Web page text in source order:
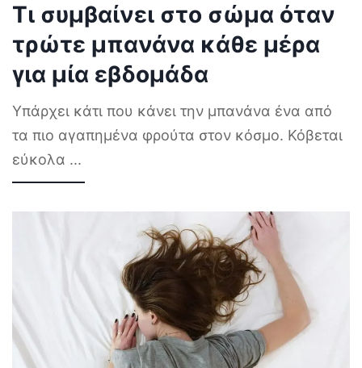
Τι συμβαίνει στο σώμα όταν
τρώτε μπανάνα κάθε μέρα
για μία εβδομάδα
Υπάρχει κάτι που κάνει την μπανάνα ένα από
τα πιο αγαπημένα φρούτα στον κόσμο. Κόβεται
εύκολα ...